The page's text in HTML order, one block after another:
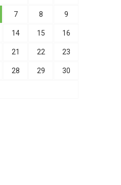
7 8 9
14 15 16
21 22 23
28 29 30